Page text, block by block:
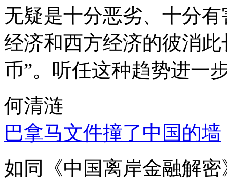
无疑是十分恶劣、十分
经济和西方经济的彼消
币”。听任这种趋势进一
何清涟
巴拿马文件撞了中国的墙
如同《中国离岸金融解